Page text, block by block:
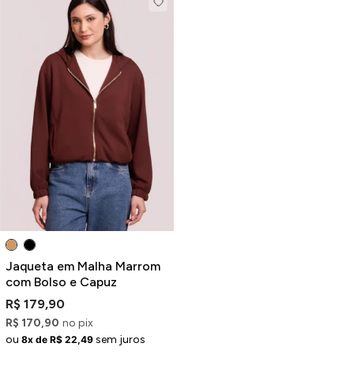
Jaqueta em Malha Marrom
com Bolso e Capuz
R$ 179,90
R$ 170,90 no pix
ou 8x de R$ 22,49 sem juros